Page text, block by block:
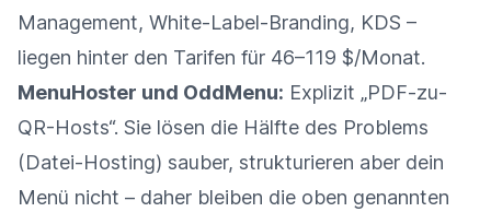
Management, White-Label-Branding, KDS –
liegen hinter den Tarifen für 46–119 $/Monat.
MenuHoster und OddMenu: Explizit „PDF-zu-
QR-Hosts“. Sie lösen die Hälfte des Problems
(Datei-Hosting) sauber, strukturieren aber dein
Menü nicht – daher bleiben die oben genannten